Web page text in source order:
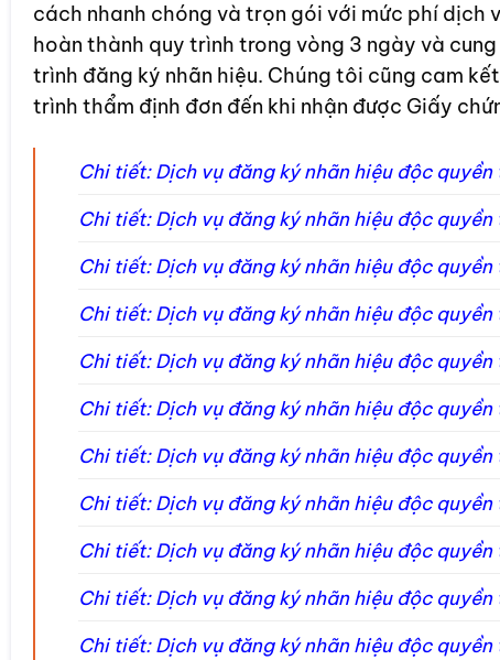
cách nhanh chóng và trọn gói với mức phí dịch
hoàn thành quy trình trong vòng 3 ngày và
trình đăng ký nhãn hiệu. Chúng tôi cũng cam
trình thẩm định đơn đến khi nhận được Giấy
Chi tiết: Dịch vụ đăng ký nhãn hiệu độc quyền
Chi tiết: Dịch vụ đăng ký nhãn hiệu độc
Chi tiết: Dịch vụ đăng ký nhãn hiệu độc quyền
Chi tiết: Dịch vụ đăng ký nhãn hiệu độc
Chi tiết: Dịch vụ đăng ký nhãn hiệu độc quyền
Chi tiết: Dịch vụ đăng ký nhãn hiệu độc quyền
Chi tiết: Dịch vụ đăng ký nhãn hiệu độc quyền
Chi tiết: Dịch vụ đăng ký nhãn hiệu độc quyền
Chi tiết: Dịch vụ đăng ký nhãn hiệu độc
Chi tiết: Dịch vụ đăng ký nhãn hiệu độc quyền
Chi tiết: Dịch vụ đăng ký nhãn hiệu độc